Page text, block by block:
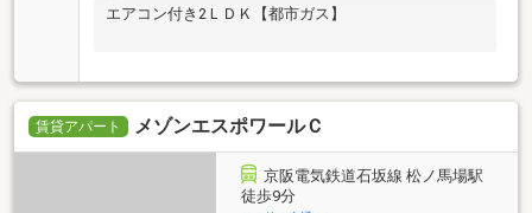
エアコン付き2ＬＤＫ【都市ガス】
賃貸アパート メゾンエスポワールＣ
京阪電気鉄道石坂線 松ノ馬場駅
徒歩9分